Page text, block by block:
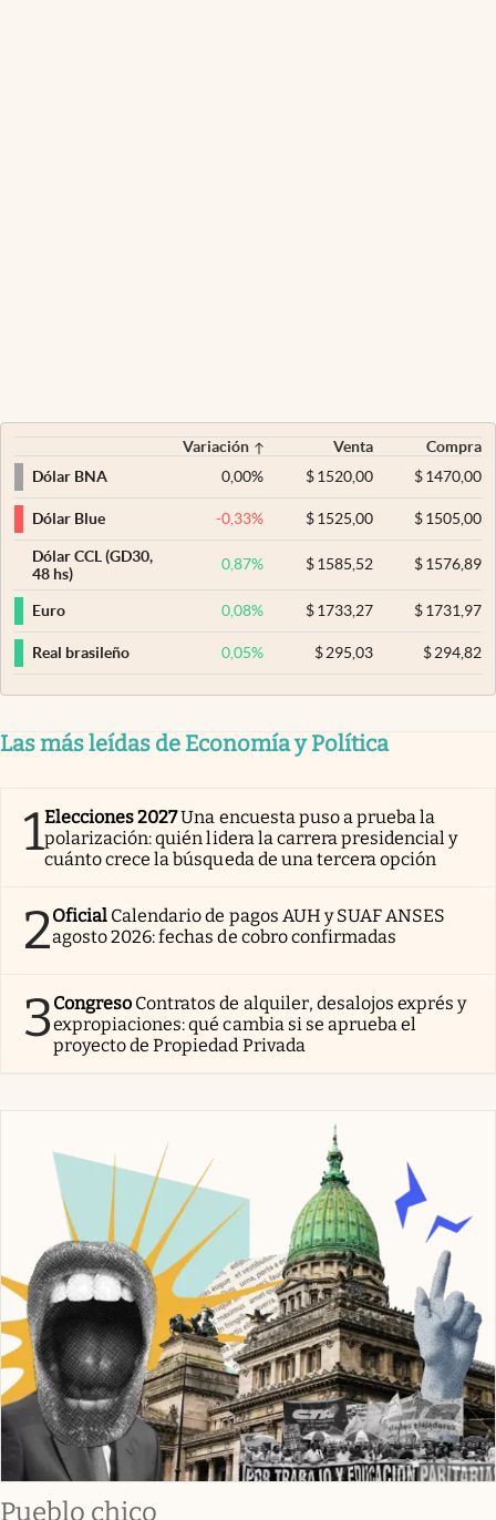
Variación Venta
Compra
Dólar BNA
0,00% $ 1520,00 $1470,00
Dólar Blue -0,33% $ 1525,00 $1505,00
Dólar CCL (GD30,
48 hs)
0,87% $ 1585,52 $1576,89
Euro 0,08% $ 1733,27 $1731,97
Real brasileño 0,05% $ 295,03 $294,82
Las más leídas de Economía y Política
1Elecciones 2027Una encuesta puso a prueba la
polarización: quién lidera la carrera presidencial y
cuánto crece la búsqueda de una tercera opción
2Oficial Calendario de pagos AUH y SUAF ANSES
agosto 2026: fechas de cobro confirmadas
3Congreso Contratos de alquiler, desalojos exprés y
expropiaciones: qué cambia si se aprueba el
proyecto de Propiedad Privada
Pueblo chico